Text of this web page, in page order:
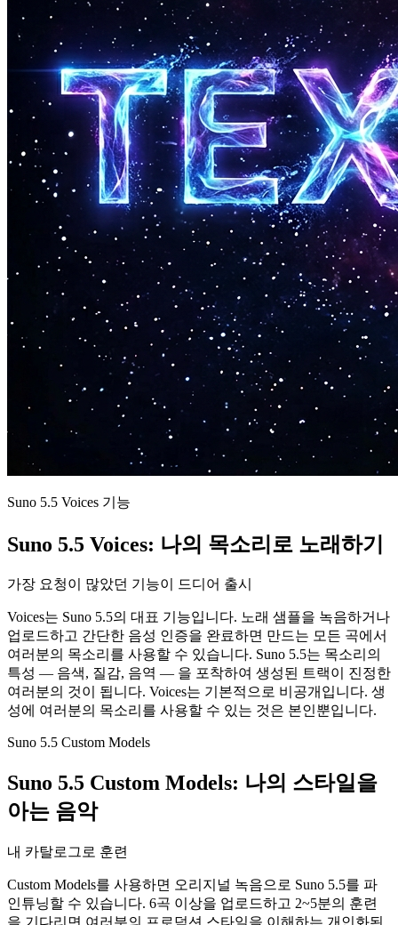
Suno 5.5 Voices 기능
Suno 5.5 Voices: 나의 목소리로 노래하기
가장 요청이 많았던 기능이 드디어 출시
Voices는 Suno 5.5의 대표 기능입니다. 노래 샘플을 녹음하거나
업로드하고 간단한 음성 인증을 완료하면 만드는 모든 곡에서
여러분의 목소리를 사용할 수 있습니다. Suno 5.5는 목소리의
특성 — 음색, 질감, 음역 — 을 포착하여 생성된 트랙이 진정한
여러분의 것이 됩니다. Voices는 기본적으로 비공개입니다. 생
성에 여러분의 목소리를 사용할 수 있는 것은 본인뿐입니다.
Suno 5.5 Custom Models
Suno 5.5 Custom Models: 나의 스타일을
아는 음악
내 카탈로그로 훈련
Custom Models를 사용하면 오리지널 녹음으로 Suno 5.5를 파
인튜닝할 수 있습니다. 6곡 이상을 업로드하고 2~5분의 훈련